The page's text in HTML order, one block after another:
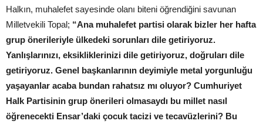
Halkın, muhalefet sayesinde olanı biteni öğrendiğini savunan
Milletvekili Topal; “Ana muhalefet partisi olarak bizler her hafta
grup önerileriyle ülkedeki sorunları dile getiriyoruz.
Yanlışlarınızı, eksikliklerinizi dile getiriyoruz, doğruları dile
getiriyoruz. Genel başkanlarının deyimiyle metal yorgunluğu
yaşayanlar acaba bundan rahatsız mı oluyor? Cumhuriyet
Halk Partisinin grup önerileri olmasaydı bu millet nasıl
öğrenecekti Ensar’daki çocuk tacizi ve tecavüzlerini? Bu